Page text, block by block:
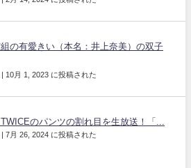
組の有愛きい（本名：井上奈美）の双子
| 10月 1, 2023 に投稿された
TWICEのパンツの割れ目を生放送！「...
| 7月 26, 2024 に投稿された